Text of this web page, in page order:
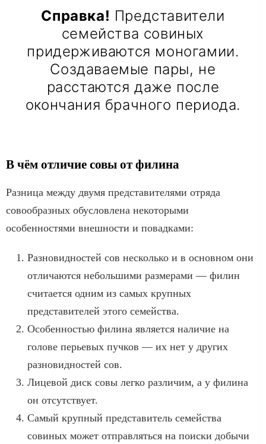
Справка! Представители
семейства совиных
придерживаются моногамии.
Создаваемые пары, не
расстаются даже после
окончания брачного периода.
В чём отличие совы от филина
Разница между двумя представителями отряда
совообразных обусловлена некоторыми
особенностями внешности и повадками:
Разновидностей сов несколько и в основном они
отличаются небольшими размерами — филин
считается одним из самых крупных
представителей этого семейства.
Особенностью филина является наличие на
голове перьевых пучков — их нет у других
разновидностей сов.
Лицевой диск совы легко различим, а у филина
он отсутствует.
Самый крупный представитель семейства
совиных может отправляться на поиски добычи